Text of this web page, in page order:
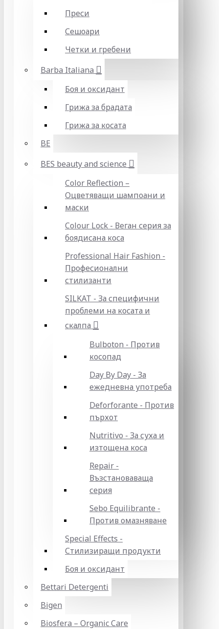
Преси
Сешоари
Четки и гребени
Barba Italiana
Боя и оксидант
Грижа за брадата
Грижа за косата
BE
BES beauty and science
Color Reflection –
Оцветяващи шампоани и
маски
Colour Lock - Веган серия за
боядисана коса
Professional Hair Fashion -
Професионални
стилизанти
SILKAT - За специфични
проблеми на косата и
скалпа
Bulboton - Против
косопад
Day By Day - За
ежедневна употреба
Deforforante - Против
пърхот
Nutritivo - За суха и
изтощена коса
Repair -
Възстановаваща
серия
Sebo Equilibrante -
Против омазняване
Special Effects -
Стилизиращи продукти
Боя и оксидант
Bettari Detergenti
Bigen
Biosfera – Organic Care